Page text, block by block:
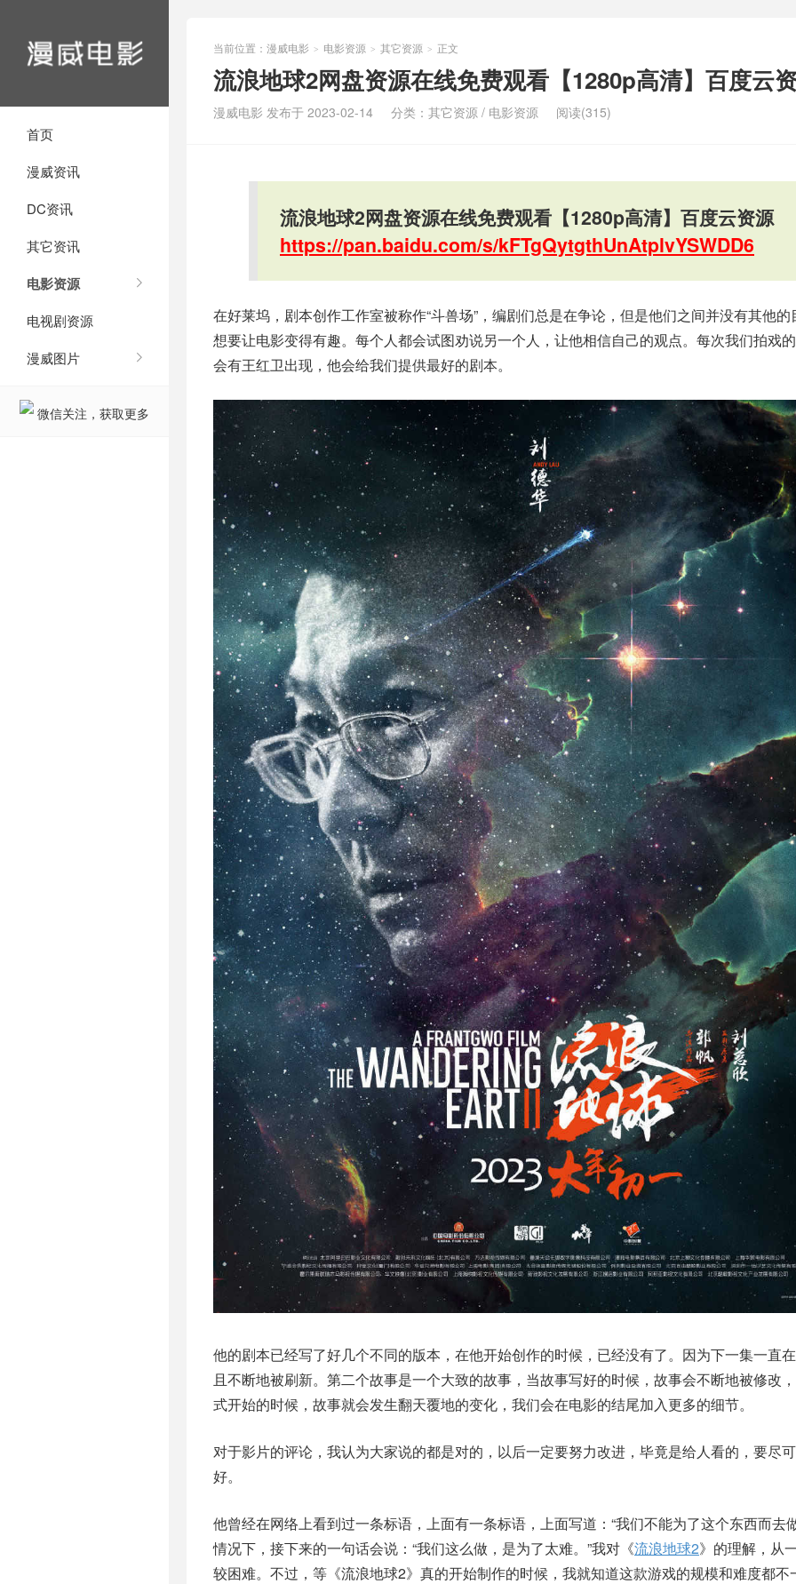
首页
漫威资讯
DC资讯
其它资讯
电影资源
电视剧资源
漫威图片
微信关注，获取更多
当前位置： 漫威电影 > 电影资源 > 其它资源 > 正文
流浪地球2网盘资源在线免费观看【1280p高清】百度云
漫威电影 发布于 2023-02-14 分类： 其它资源 / 电影资源 阅读(315)
流浪地球2网盘资源在线免费观看【1280p高清】百度云资源
https://pan.baidu.com/s/kFTgQytgthUnAtplvYSWDD6
在好莱坞，剧本创作工作室被称作“斗兽场”，编剧们总是在争论，但是他们之间并没有其他
想要让电影变得有趣。每个人都会试图劝说另一个人，让他相信自己的观点。每次我们拍戏
会有王红卫出现，他会给我们提供最好的剧本。
他的剧本已经写了好几个不同的版本，在他开始创作的时候，已经没有了。因为下一集一直
且不断地被刷新。第二个故事是一个大致的故事，当故事写好的时候，故事会不断地被修改
式开始的时候，故事就会发生翻天覆地的变化，我们会在电影的结尾加入更多的细节。
对于影片的评论，我认为大家说的都是对的，以后一定要努力改进，毕竟是给人看的，要尽
好。
他曾经在网络上看到过一条标语，上面有一条标语，上面写道：“我们不能为了这个东西而去
情况下，接下来的一句话会说：“我们这么做，是为了太难。”我对《流浪地球2》的理解，从
较困难。不过，等《流浪地球2》真的开始制作的时候，我就知道这款游戏的规模和难度都不